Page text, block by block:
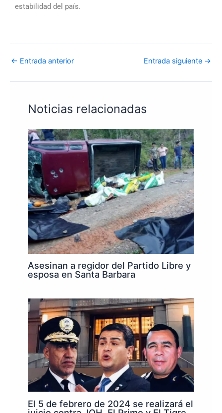
estabilidad del país.
← Entrada anterior Entrada siguiente →
Noticias relacionadas
Asesinan a regidor del Partido Libre y
esposa en Santa Barbara
El 5 de febrero de 2024 se realizará el